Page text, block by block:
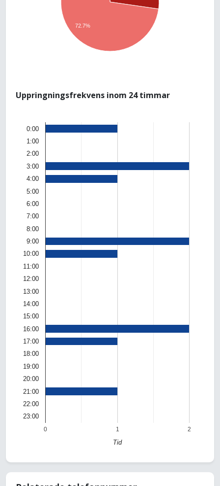
72.7%
Uppringningsfrekvens inom 24 timmar
0 1 2
0:00
1:00
2:00
3:00
4:00
5:00
6:00
7:00
8:00
9:00
10:00
11:00
12:00
13:00
14:00
15:00
16:00
17:00
18:00
19:00
20:00
21:00
22:00
23:00
Tid